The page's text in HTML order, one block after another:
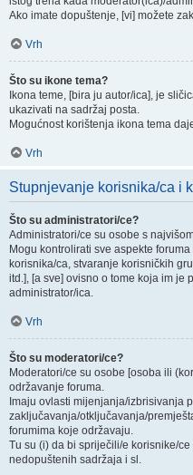
Ako imate dopuštenje, [vi] možete
Vrh
Što su ikone tema?
Ikona teme, [bira ju autor/ica], je
ukazivati na sadržaj posta.
Mogućnost korištenja ikona tema
Vrh
Stupnjevanje korisnika/ca i
Što su administratori/ce?
Administratori/ce su osobe s
Mogu kontrolirati sve aspekte
korisnika/ca, stvaranje korisničkih
itd.], [a sve] ovisno o tome koja im je
administrator/ica.
Vrh
Što su moderatori/ce?
Moderatori/ce su osobe [osoba ili
održavanje foruma.
Imaju ovlasti mijenjanja/izbrisivanja
zaključavanja/otključavanja/
forumima koje održavaju.
Tu su (i) da bi spriječili/e korisnike/
nedopuštenih sadržaja i sl.